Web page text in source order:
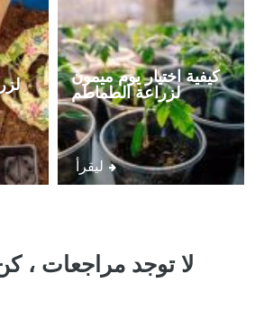
كيفية اختيار يوم ميمون
لزراعة الطماطم
ليقرأ
لا توجد مراجعات ،